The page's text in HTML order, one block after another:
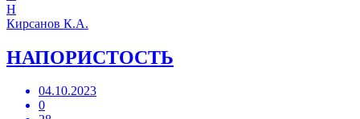
Н
Кирсанов К.А.
НАПОРИСТОСТЬ
04.10.2023
0